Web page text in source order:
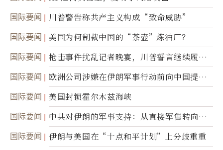
国际要闻 川普警告称共产主义构成“致命威胁”
国际要闻 美国为何制裁中国的“茶壶”炼油厂？
国际要闻
枪击事件扰乱记者晚宴，川普誓言继续履行
职责
国际要闻
欧洲公司涉嫌在伊朗军事行动前向中国提供
美军基地的卫星图像
国际要闻 美国封锁霍尔木兹海峡
国际要闻
中共对伊朗的军事支持：从直接军售转向间
接技术转让
国际要闻 伊朗与美国在“十点和平计划”上分歧重重